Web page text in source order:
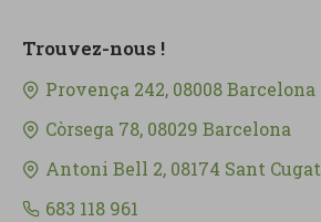
Trouvez-nous !
Provença 242, 08008 Barcelona
Còrsega 78, 08029 Barcelona
Antoni Bell 2, 08174 Sant Cugat
683 118 961